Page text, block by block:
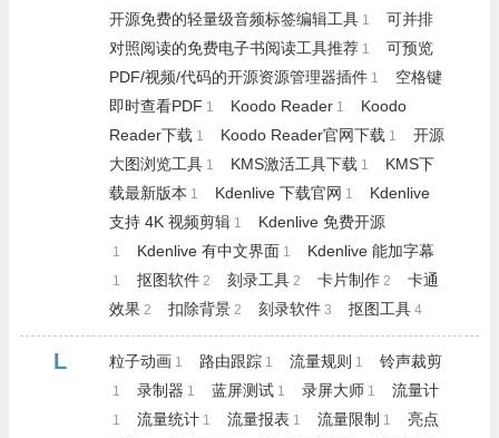
开源免费的轻量级音频标签编辑工具 1
可并排
对照阅读的免费电子书阅读工具推荐 1
可预览
PDF/视频/代码的开源资源管理器插件 1
空格键
即时查看PDF 1 Koodo Reader 1
Koodo
Reader下载 1 Koodo Reader官网下载 1
开源
大图浏览工具 1 KMS激活工具下载 1
KMS下
载最新版本 1 Kdenlive 下载官网 1
Kdenlive
支持 4K 视频剪辑 1 Kdenlive 免费开源
1 Kdenlive 有中文界面 1 Kdenlive 能加字幕
1 抠图软件 2 刻录工具 2 卡片制作 2
卡通
效果 2 扣除背景 2 刻录软件 3 抠图工具 4
L 粒子动画 1 路由跟踪 1 流量规则 1 铃声裁剪
1 录制器 1 蓝屏测试 1 录屏大师 1 流量计
1 流量统计 1 流量报表 1 流量限制 1
亮点